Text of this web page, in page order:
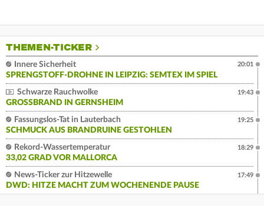
THEMEN-TICKER
Innere Sicherheit
SPRENGSTOFF-DROHNE IN LEIPZIG: SEMTEX IM SPIEL
20:01
Schwarze Rauchwolke
GROSSBRAND IN GERNSHEIM
19:43
Fassungslos-Tat in Lauterbach
SCHMUCK AUS BRANDRUINE GESTOHLEN
19:25
Rekord-Wassertemperatur
33,02 GRAD VOR MALLORCA
18:29
News-Ticker zur Hitzewelle
DWD: HITZE MACHT ZUM WOCHENENDE PAUSE
17:49